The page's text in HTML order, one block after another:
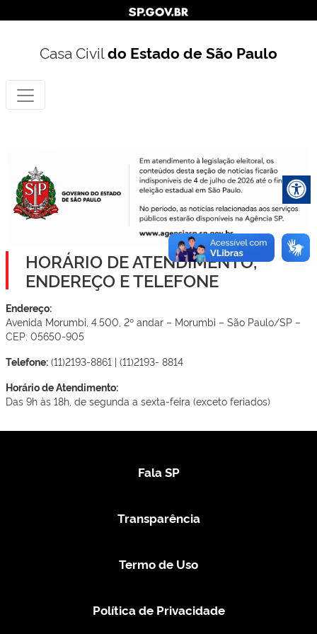
Casa Civildo Estado de São Paulo
HORÁRIO DE ATENDIMENTO,
ENDEREÇO E TELEFONE
Endereço:
Avenida Morumbi, 4.500, 2º andar – Morumbi – São Paulo/SP –
CEP: 05650-905
Telefone: (11)2193-8861 | (11)2193- 8814
Horário de Atendimento:
Das 9h às 18h, de segunda a sexta-feira (exceto feriados)
Fala SP
Transparência
Termo de Uso
Política de Privacidade